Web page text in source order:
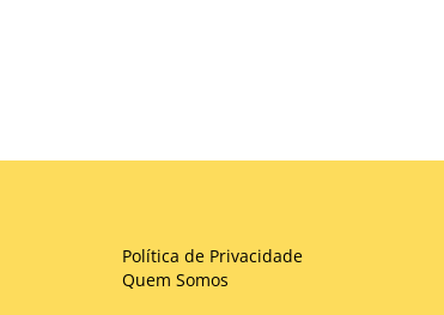
Política de Privacidade
Quem Somos